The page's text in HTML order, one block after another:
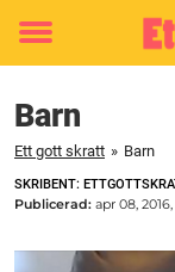
Toggle
Barn
Ett gott skratt » Barn
SKRIBENT:
Publicerad: apr 08, 2016,